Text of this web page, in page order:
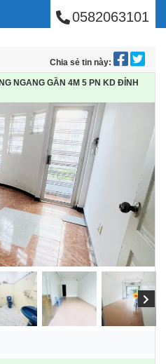
NHÀ PHÚ0582063101
Chia sẻ tin này:
NGANG GẦN 4M 5 PN KD ĐỈNH